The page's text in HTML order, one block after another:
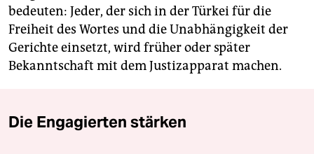
bedeuten: Jeder, der sich in der Türkei für die
Freiheit des Wortes und die Unabhängigkeit der
Gerichte einsetzt, wird früher oder später
Bekanntschaft mit dem Justizapparat machen.
Die Engagierten stärken